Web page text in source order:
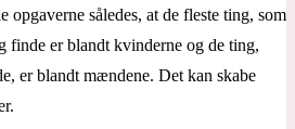
opgaverne således, at de fleste ting, som
finde er blandt kvinderne og de ting,
er blandt mændene. Det kan skabe